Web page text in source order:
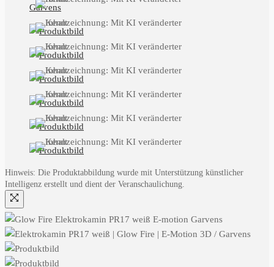
Hinweis: Die Produktabbildung wurde mit Unterstützung künstlicher
Intelligenz erstellt und dient der Veranschaulichung.